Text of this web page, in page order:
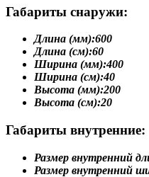
Габариты снаружи:
Длина (мм):600
Длина (см):60
Ширина (мм):400
Ширина (см):40
Высота (мм):200
Высота (см):20
Габариты внутренние:
Размер внутренний
Размер внутренний